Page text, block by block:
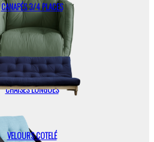
CHAISES LONGUES
CANAPÉS 3/4 PLACES
VELOURS COTELÉ